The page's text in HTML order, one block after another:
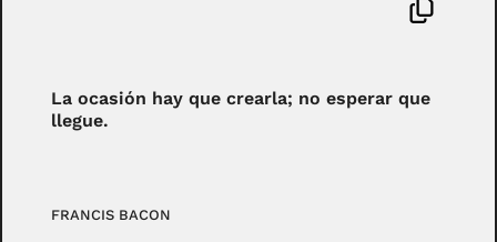
La ocasión hay que crearla; no esperar que
llegue.
FRANCIS BACON